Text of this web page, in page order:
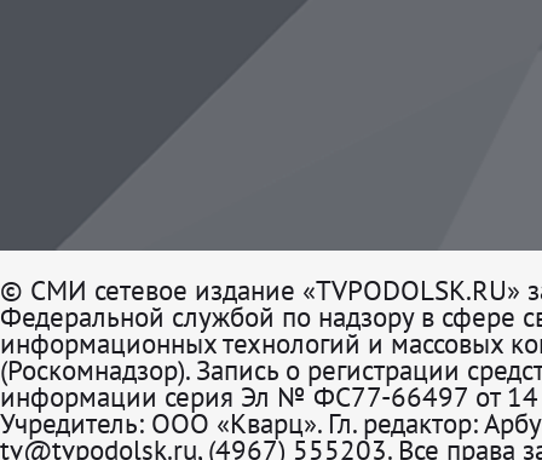
© СМИ сетевое издание «TVPODOLSK.RU»
Федеральной службой по надзору в сфере
информационных технологий и массовых
(Роскомнадзор). Запись о регистрации
информации серия Эл № ФС77-66497 от 14
Учредитель: ООО «Кварц». Гл. редактор:
tv@tvpodolsk.ru, (4967) 555203. Все права